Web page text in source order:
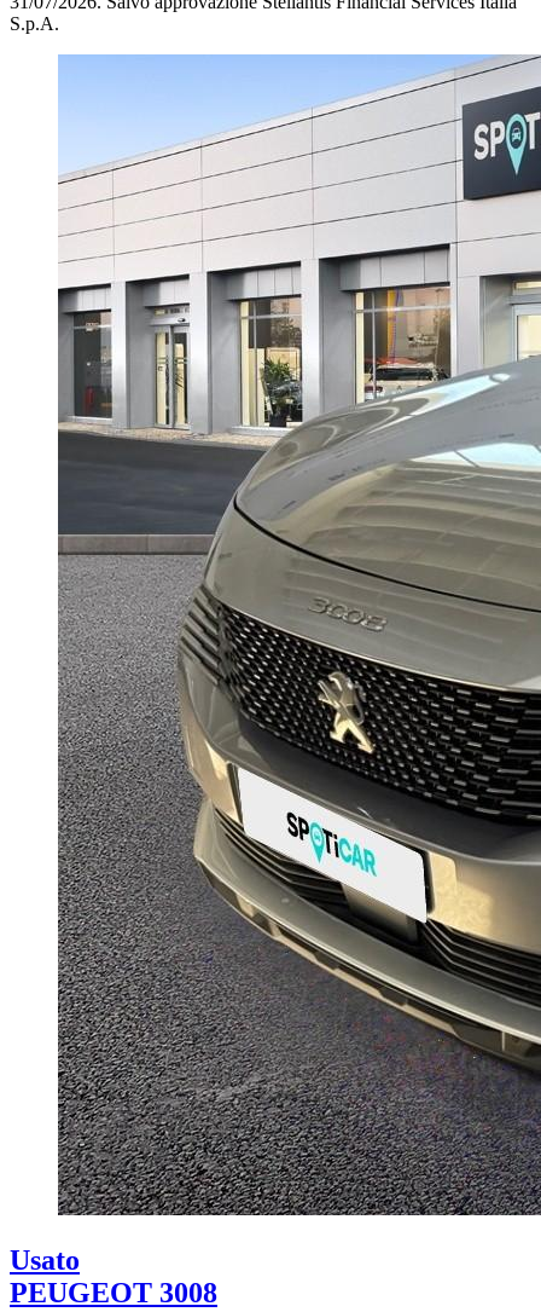
S.p.A.
Usato
PEUGEOT 3008